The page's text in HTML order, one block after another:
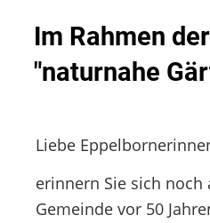
Im Rahmen
"naturnahe
Liebe
erinnern Sie sich
Gemeinde vor 50